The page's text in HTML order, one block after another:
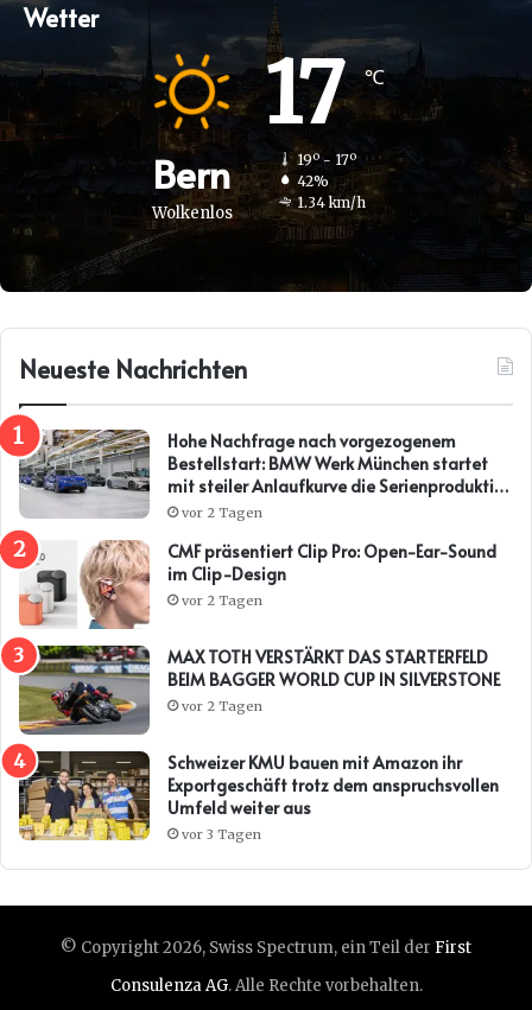
Wetter
Bern
Wolkenlos
17℃
19º - 17º
42%
1.34 km/h
Neueste Nachrichten
Hohe Nachfrage nach vorgezogenem
Bestellstart: BMW Werk München startet
mit steiler Anlaufkurve die Serienproduktion
des BMW i3*
vor 2 Tagen
CMF präsentiert Clip Pro: Open-Ear-Sound
im Clip-Design
vor 2 Tagen
MAX TOTH VERSTÄRKT DAS STARTERFELD
BEIM BAGGER WORLD CUP IN SILVERSTONE
vor 2 Tagen
Schweizer KMU bauen mit Amazon ihr
Exportgeschäft trotz dem anspruchsvollen
Umfeld weiter aus
vor 3 Tagen
© Copyright 2026, Swiss Spectrum, ein Teil der First
Consulenza AG. Alle Rechte vorbehalten.